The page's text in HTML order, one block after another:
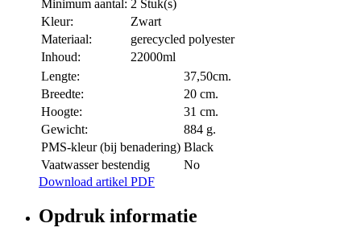
Minimum aantal: 2 Stuk(s)
Kleur:
Zwart
Materiaal:
gerecycled polyester
Inhoud:
22000ml
Lengte:
37,50cm.
Breedte:
20 cm.
Hoogte:
31 cm.
Gewicht:
884 g.
PMS-kleur (bij benadering) Black
Vaatwasser bestendig
No
Download artikel PDF
Opdruk informatie